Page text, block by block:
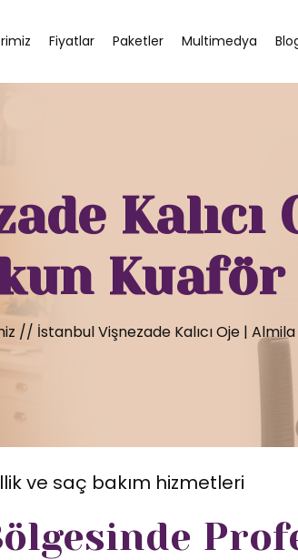
Fiyatlar Paketler Multimedya
Kalıcı
Kuaför
// İstanbul Vişnezade Kalıcı Oje |
ve saç bakım hizmetleri